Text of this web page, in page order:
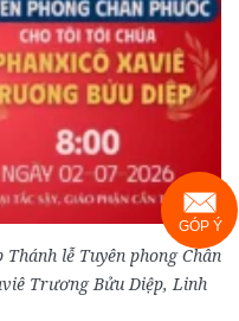
lễ Tuyên phong Chân
Trương Bửu Diệp, Linh
GÓP Ý